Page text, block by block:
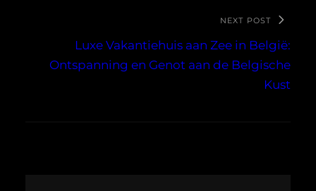
NEXT POST
Luxe Vakantiehuis aan Zee in België:
Ontspanning en Genot aan de Belgische
Kust